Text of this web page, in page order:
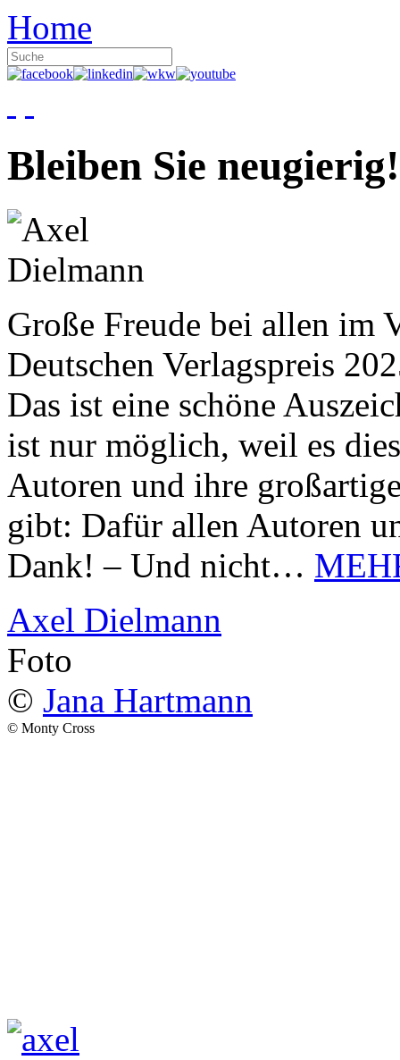
Home
Bleiben Sie neugierig!
Große Freude bei allen im
Deutschen Verlagspreis
Das ist eine schöne
ist nur möglich, weil es
Autoren und ihre
gibt: Dafür allen Autoren
Dank! – Und nicht…
Axel Dielmann
Foto
© Jana Hartmann
© Monty Cross